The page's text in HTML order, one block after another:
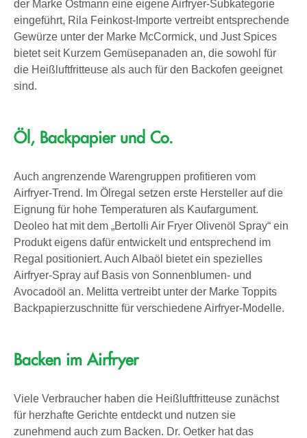
der Marke Ostmann eine eigene Airfryer-Subkategorie
eingeführt, Rila Feinkost-Importe vertreibt entsprechende
Gewürze unter der Marke McCormick, und Just Spices
bietet seit Kurzem Gemüsepanaden an, die sowohl für
die Heißluftfritteuse als auch für den Backofen geeignet
sind.
Öl, Backpapier und Co.
Auch angrenzende Warengruppen profitieren vom
Airfryer-Trend. Im Ölregal setzen erste Hersteller auf die
Eignung für hohe Temperaturen als Kaufargument.
Deoleo hat mit dem „Bertolli Air Fryer Olivenöl Spray“ ein
Produkt eigens dafür entwickelt und entsprechend im
Regal positioniert. Auch Albaöl bietet ein spezielles
Airfryer-Spray auf Basis von Sonnenblumen- und
Avocadoöl an. Melitta vertreibt unter der Marke Toppits
Backpapierzuschnitte für verschiedene Airfryer-Modelle.
Backen im Airfryer
Viele Verbraucher haben die Heißluftfritteuse zunächst
für herzhafte Gerichte entdeckt und nutzen sie
zunehmend auch zum Backen. Dr. Oetker hat das